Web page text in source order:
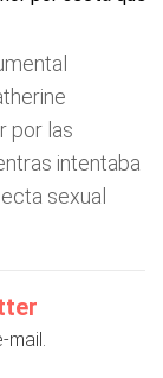
por las
intentaba
sexual
mail.